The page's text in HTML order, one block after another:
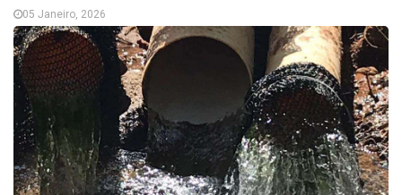
05 Janeiro, 2026